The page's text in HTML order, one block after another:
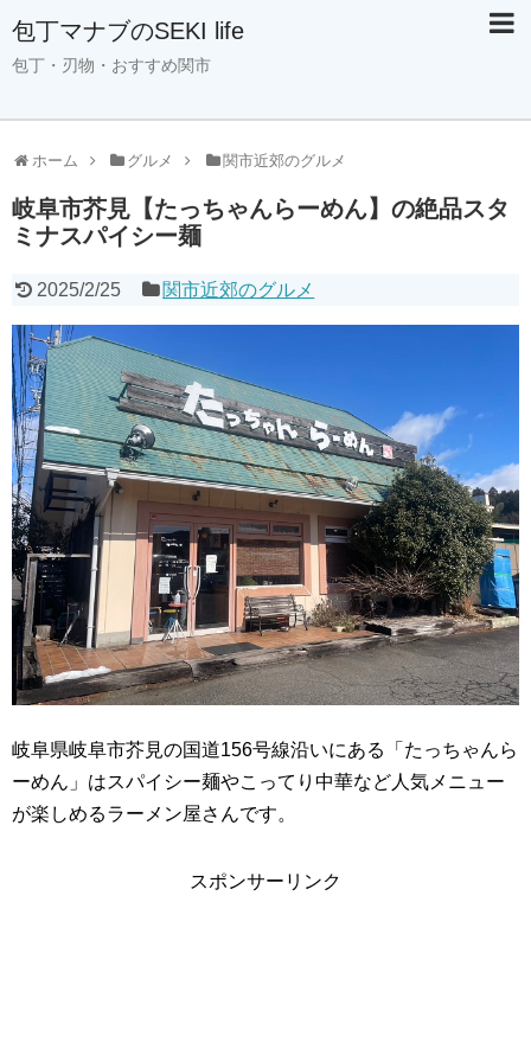
包丁マナブのSEKI life
包丁・刃物・おすすめ関市
ホーム グルメ 関市近郊のグルメ
岐阜市芥見【たっちゃんらーめん】の絶品スタ
ミナスパイシー麺
2025/2/25 関市近郊のグルメ
岐阜県岐阜市芥見の国道156号線沿いにある「たっちゃんら
ーめん」はスパイシー麺やこってり中華など人気メニュー
が楽しめるラーメン屋さんです。
スポンサーリンク